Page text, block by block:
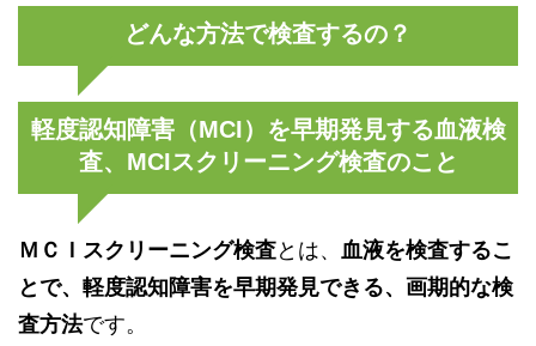
どんな方法で検査するの？
軽度認知障害（MCI）を早期発見する血液検
査、MCIスクリーニング検査のこと
ＭＣＩスクリーニング検査とは、 血液を検査するこ
とで、軽度認知障害を早期発見できる、画期的な検
査方法です。